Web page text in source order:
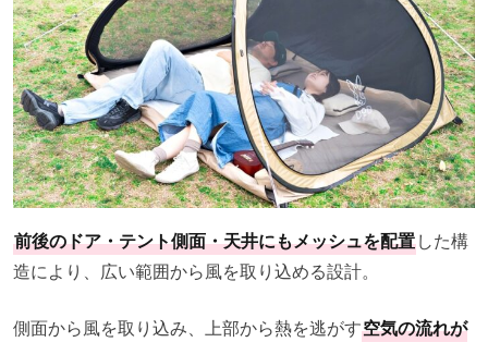
前後のドア・テント側面・天井にもメッシュを配置した構
造により、広い範囲から風を取り込める設計。
側面から風を取り込み、上部から熱を逃がす空気の流れが